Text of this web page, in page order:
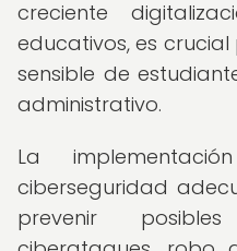
creciente
educativos, es
sensible de
administrativo.
La
ciberseguridad
prevenir